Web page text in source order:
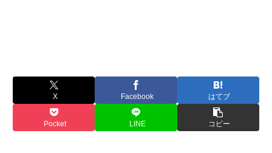
X Facebook はてブ
Pocket LINE コピー